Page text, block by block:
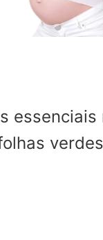
essenciais